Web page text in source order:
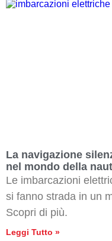
La navigazione
nel mondo della
Le imbarcazioni
si fanno strada in un
Scopri di più.
Leggi Tutto »